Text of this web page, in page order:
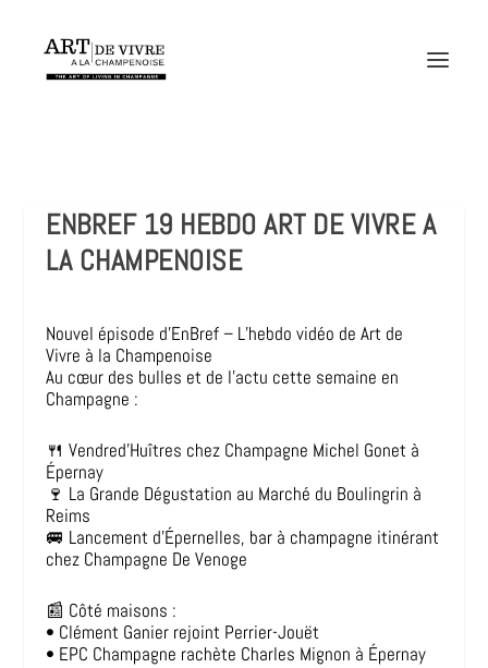
ENBREF 19 HEBDO ART DE VIVRE A
LA CHAMPENOISE
Nouvel épisode d’EnBref – L’hebdo vidéo de Art de
Vivre à la Champenoise
Au cœur des bulles et de l’actu cette semaine en
Champagne :
🍴 Vendred’Huîtres chez Champagne Michel Gonet à
Épernay
🍷 La Grande Dégustation au Marché du Boulingrin à
Reims
🚐 Lancement d’Épernelles, bar à champagne itinérant
chez Champagne De Venoge
📰 Côté maisons :
• Clément Ganier rejoint Perrier-Jouët
• EPC Champagne rachète Charles Mignon à Épernay